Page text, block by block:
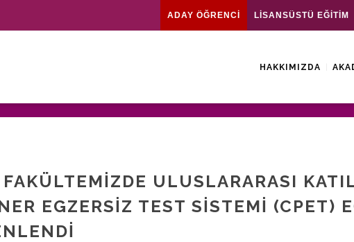
ADAY ÖĞRENCİ LİSANSÜSTÜ EĞİTİM
HAKKIMIZDA
ULUSLARARASI
EGZERSIZ TEST SISTEMI (CPET)